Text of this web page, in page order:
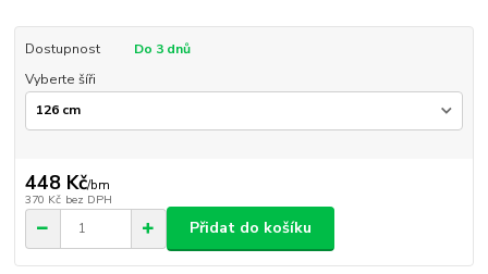
Dostupnost
Do 3 dnů
Vyberte šíři
448 Kč/bm
370 Kč bez DPH
Přidat do košíku